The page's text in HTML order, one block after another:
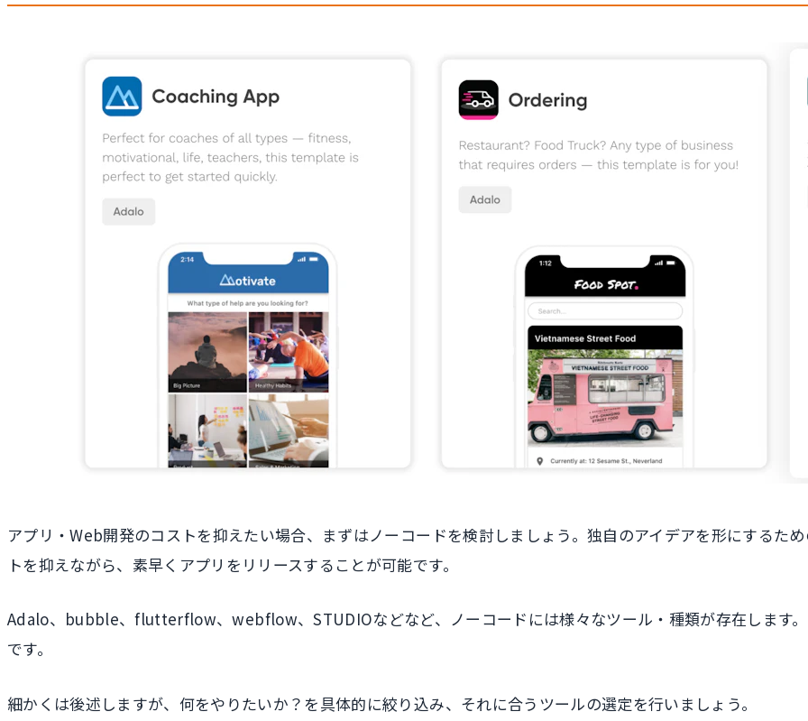
アプリ・Web開発のコストを抑えたい場合、まずはノーコードを検討しましょう。独自のアイデアを形にするた
トを抑えながら、素早くアプリをリリースすることが可能です。
Adalo、bubble、flutterflow、webflow、STUDIOなどなど、ノーコードには様々なツール・種類が存在します
です。
細かくは後述しますが、何をやりたいか？を具体的に絞り込み、それに合うツールの選定を行いましょう。